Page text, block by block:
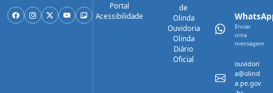
Portal
Acessibilidade
de
Olinda
Ouvidoria
Olinda
Diário
Oficial
Enviar
uma
mensagem
ouvidori
a@olind
a.pe.gov